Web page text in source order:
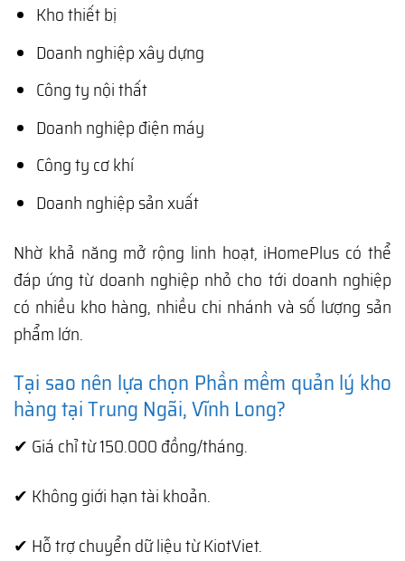
Kho thiết bị
Doanh nghiệp xây dựng
Công ty nội thất
Doanh nghiệp điện máy
Công ty cơ khí
Doanh nghiệp sản xuất
Nhờ khả năng mở rộng linh hoạt, iHomePlus có thể
đáp ứng từ doanh nghiệp nhỏ cho tới doanh nghiệp
có nhiều kho hàng, nhiều chi nhánh và số lượng sản
phẩm lớn.
Tại sao nên lựa chọn Phần mềm quản lý kho
hàng tại Trung Ngãi, Vĩnh Long?
✔ Giá chỉ từ 150.000 đồng/tháng.
✔ Không giới hạn tài khoản.
✔ Hỗ trợ chuyển dữ liệu từ KiotViet.